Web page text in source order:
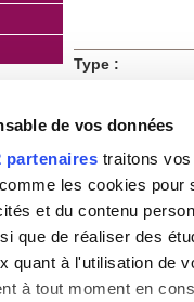
de vos données
partenaires traitons
les cookies
et du contenu
que de réaliser des
quant à l'utilisation de
à tout moment en
Type :